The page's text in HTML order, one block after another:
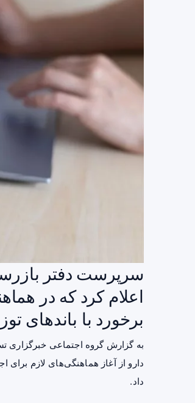
سرپرست دفتر
اعلام کرد که در
برخورد با باندهای
به گزارش گروه اجتماعی خبرگزاری
دارو از آغاز هماهنگی‌های لازم
داد.